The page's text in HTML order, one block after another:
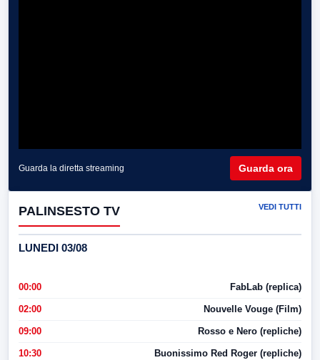
Guarda la diretta streaming Guarda ora
PALINSESTO TV VEDI TUTTI
LUNEDI 03/08
00:00 FabLab (replica)
02:00 Nouvelle Vouge (Film)
09:00 Rosso e Nero (repliche)
10:30 Buonissimo Red Roger (repliche)